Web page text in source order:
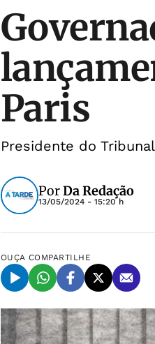
Paris
Presidente do
PorDa Redação
13/05/2024 - 15:20 h
OUÇA COMPARTILHE